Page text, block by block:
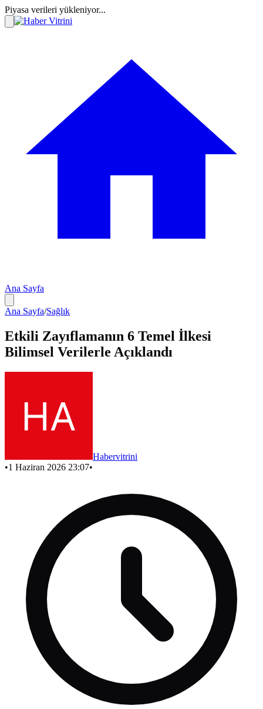
Piyasa verileri yükleniyor...
Ana Sayfa
Ana Sayfa/Sağlık
Etkili Zayıflamanın 6 Temel İlkesi
Bilimsel Verilerle Açıklandı
Habervitrini
•1 Haziran 2026 23:07•